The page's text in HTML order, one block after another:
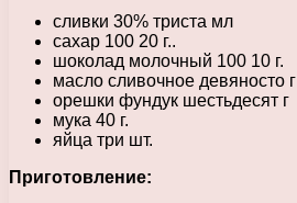
сливки 30% триста мл
сахар 100 20 г..
шоколад молочный 100 10 г.
масло сливочное девяносто г
орешки фундук шестьдесят г
мука 40 г.
яйца три шт.
Приготовление: